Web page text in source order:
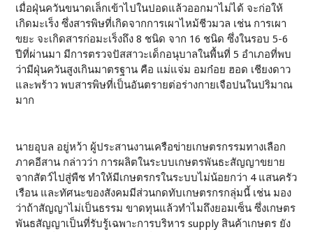
เมื่อฝุ่นควันขนาดเล็กเข้าไปในปอดแล้วออกมาไม่ได้ จะก่อให้
เกิดมะเร็ง ซึ่งสารพิษที่เกิดจากการเผาไหม้ชีวมวล เช่น การเผา
ขยะ จะเกิดสารก่อมะเร็งถึง 8 ชนิด จาก 16 ชนิด ซึ่งในรอบ 5-6
ปีที่ผ่านมา มีการตรวจปัสสาวะเด็กอนุบาลในพื้นที่ 5 อำเภอที่พบ
ว่ามีฝุ่นควันสูงเกินมาตรฐาน คือ แม่แจ่ม อมก๋อย ฮอด เชียงดาว
และพร้าว พบสารพิษที่เป็นอันตรายต่อร่างกายเจือปนในปริมาณ
มาก
นายอุบล อยู่หว้า ผู้ประสานงานเครือข่ายเกษตรกรรมทางเลือก
ภาคอีสาน กล่าวว่า การผลิตในระบบเกษตรพันธะสัญญาขยาย
จากสัตว์ไปสู่พืช ทำให้มีเกษตรกรในระบบไม่น้อยกว่า 4 แสนครัว
เรือน และทัศนะของสังคมมีส่วนกดทับเกษตรกรกลุ่มนี้ เช่น มอง
ว่าถ้าสัญญาไม่เป็นธรรม ขาดทุนแล้วทำไมถึงยอมเซ็น ซึ่งเกษตร
พันธสัญญาเป็นที่รับรู้เฉพาะการบริหาร supply สินค้าเกษตร ยัง